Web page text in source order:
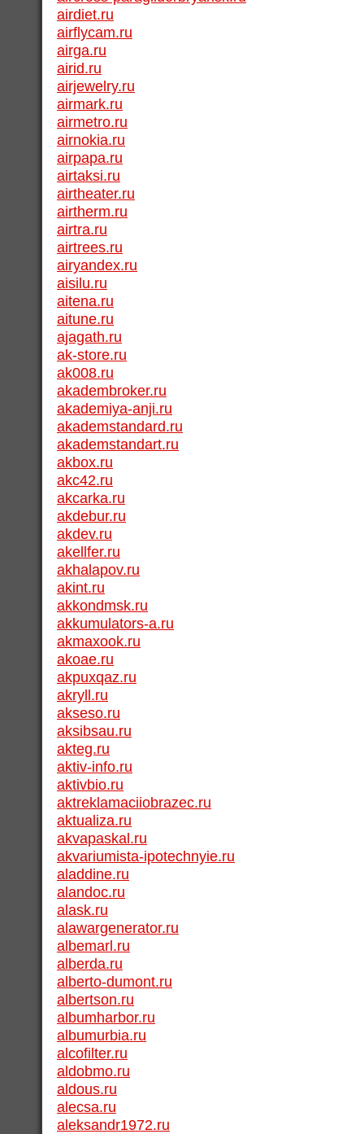
airdiet.ru
airflycam.ru
airga.ru
airid.ru
airjewelry.ru
airmark.ru
airmetro.ru
airnokia.ru
airpapa.ru
airtaksi.ru
airtheater.ru
airtherm.ru
airtra.ru
airtrees.ru
airyandex.ru
aisilu.ru
aitena.ru
aitune.ru
ajagath.ru
ak-store.ru
ak008.ru
akadembroker.ru
akademiya-anji.ru
akademstandard.ru
akademstandart.ru
akbox.ru
akc42.ru
akcarka.ru
akdebur.ru
akdev.ru
akellfer.ru
akhalapov.ru
akint.ru
akkondmsk.ru
akkumulators-a.ru
akmaxook.ru
akoae.ru
akpuxqaz.ru
akryll.ru
akseso.ru
aksibsau.ru
akteg.ru
aktiv-info.ru
aktivbio.ru
aktreklamaciiobrazec.ru
aktualiza.ru
akvapaskal.ru
akvariumista-ipotechnyie.ru
aladdine.ru
alandoc.ru
alask.ru
alawargenerator.ru
albemarl.ru
alberda.ru
alberto-dumont.ru
albertson.ru
albumharbor.ru
albumurbia.ru
alcofilter.ru
aldobmo.ru
aldous.ru
alecsa.ru
aleksandr1972.ru